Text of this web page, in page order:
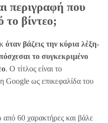
περιγραφή που
το βίντεο;
όταν βάζεις την κύρια λέξη-
το συγκεκριμένο
. Ο τίτλος είναι το
η Google ως επικεφαλίδα του
από 60 χαρακτήρες και βάλε